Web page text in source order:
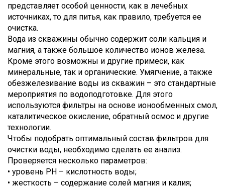
представляет особой ценности, как в лечебных
источниках, то для питья, как правило, требуется ее
очистка.
Вода из скважины обычно содержит соли кальция и
магния, а также большое количество ионов железа.
Кроме этого возможны и другие примеси, как
минеральные, так и органические. Умягчение, а также
обезжелезивание воды из скважин – это стандартные
мероприятия по водоподготовке. Для этого
используются фильтры на основе ионообменных смол,
каталитическое окисление, обратный осмос и другие
технологии.
Чтобы подобрать оптимальный состав фильтров для
очистки воды, необходимо сделать ее анализ.
Проверяется несколько параметров:
• уровень PH – кислотность воды;
• жесткость – содержание солей магния и калия;